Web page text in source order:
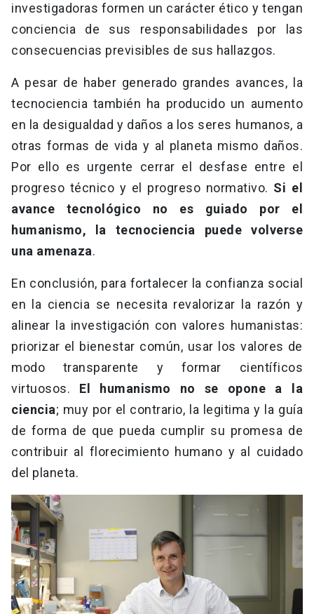
investigadoras formen un carácter ético y tengan
conciencia de sus responsabilidades por las
consecuencias previsibles de sus hallazgos.
A pesar de haber generado grandes avances, la
tecnociencia también ha producido un aumento
en la desigualdad y daños a los seres humanos, a
otras formas de vida y al planeta mismo daños.
Por ello es urgente cerrar el desfase entre el
progreso técnico y el progreso normativo. Si el
avance tecnológico no es guiado por el
humanismo, la tecnociencia puede volverse
una amenaza.
En conclusión, para fortalecer la confianza social
en la ciencia se necesita revalorizar la razón y
alinear la investigación con valores humanistas:
priorizar el bienestar común, usar los valores de
modo transparente y formar científicos
virtuosos. El humanismo no se opone a la
ciencia; muy por el contrario, la legitima y la guía
de forma de que pueda cumplir su promesa de
contribuir al florecimiento humano y al cuidado
del planeta.